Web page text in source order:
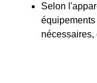
Selon